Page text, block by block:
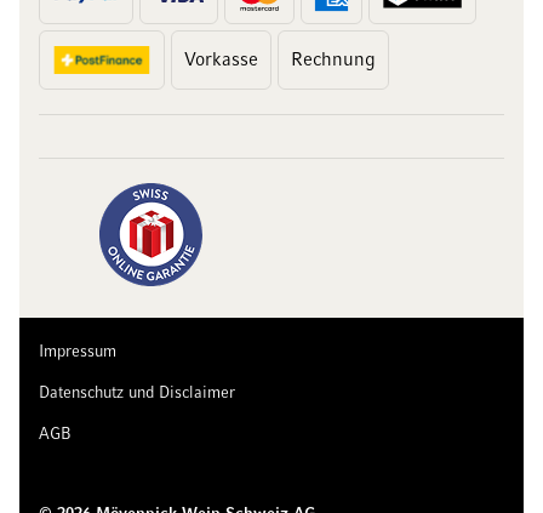
Vorkasse Rechnung
Impressum
Datenschutz und Disclaimer
AGB
10 Franken
auf Ihren Einkauf
Abonnieren Sie unseren Newsletter und erhalten Sie exklusive
Abmeldung jederzeit möglich. Mit der Anmeldung stimmen Sie